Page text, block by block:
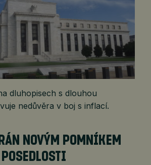
dluhopisech s dlouhou
nedůvěra v boj s inflací.
NOVÝM POMNÍKEM